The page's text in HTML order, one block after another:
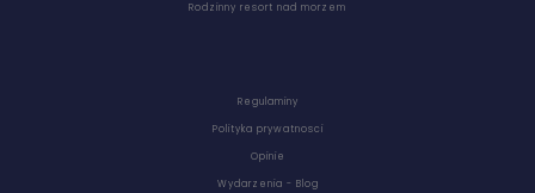
Rodzinny resort nad morzem
Regulaminy
Polityka prywatnosci
Opinie
Wydarzenia - Blog